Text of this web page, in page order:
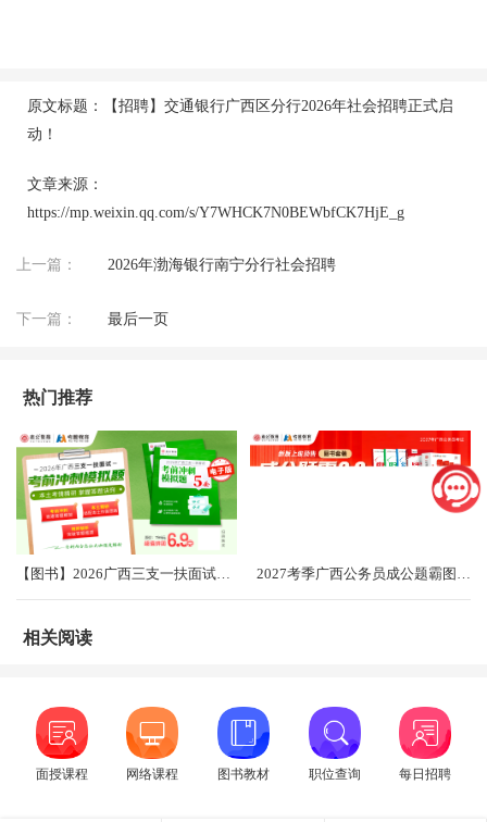
原文标题：【招聘】交通银行广西区分行2026年社会招聘正式启
动！
文章来源：
https://mp.weixin.qq.com/s/Y7WHCK7N0BEWbfCK7HjE_g
上一篇： 2026年渤海银行南宁分行社会招聘
下一篇： 最后一页
热门推荐
【图书】2026广西三支一扶面试考前冲刺卷（共5套） 2027考季广西公务员成公题霸图书礼盒2.0
相关阅读
面授课程 网络课程 图书教材 职位查询 每日招聘